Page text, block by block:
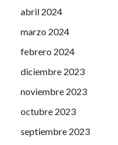
abril 2024
marzo 2024
febrero 2024
diciembre 2023
noviembre 2023
octubre 2023
septiembre 2023